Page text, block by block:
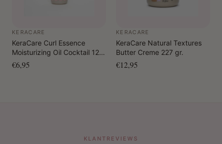
KERACARE
KeraCare Curl Essence
Moisturizing Oil Cocktail 120
ml
€6,95
KERACARE
KeraCare Natural Textures
Butter Creme 227 gr.
€12,95
KLANTREVIEWS